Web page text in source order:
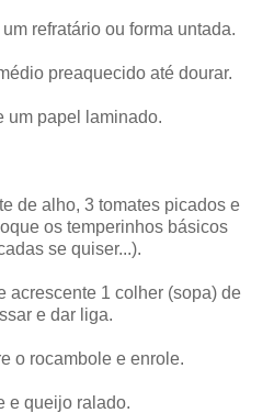
refratário ou forma untada.
preaquecido até dourar.
um papel laminado.
de alho, 3 tomates picados e
os temperinhos básicos
se quiser...).
acrescente 1 colher (sopa) de
e dar liga.
o rocambole e enrole.
e queijo ralado.